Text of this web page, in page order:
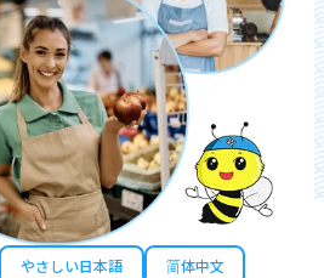
やさしい日本語
简体中文